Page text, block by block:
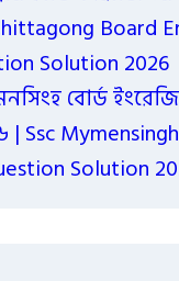
Board
Solution 2026
বোর্ড ইংরেজি
| Ssc
Solution